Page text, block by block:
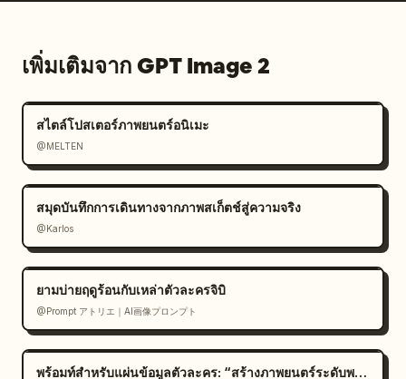
เพิ่มเติมจาก GPT Image 2
สไตล์โปสเตอร์ภาพยนตร์อนิเมะ
@MELTEN
สมุดบันทึกการเดินทางจากภาพสเก็ตช์สู่ความจริง
@Karlos
ยามบ่ายฤดูร้อนกับเหล่าตัวละครจิบิ
@Prompt アトリエ｜AI画像プロンプト
พร้อมท์สำหรับแผ่นข้อมูลตัวละคร: “สร้างภาพยนตร์ระดับพรีเมียม